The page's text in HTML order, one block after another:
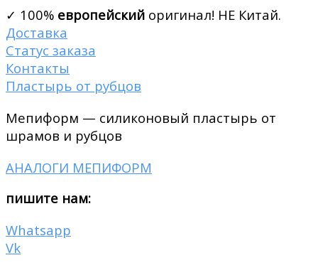
✓ 100% европейский оригинал! НЕ Китай.
Доставка
Статус заказа
Контакты
Пластырь от рубцов
Мепиформ — силиконовый пластырь от
шрамов и рубцов
АНАЛОГИ МЕПИФОРМ
пишите нам:
Whatsapp
Vk